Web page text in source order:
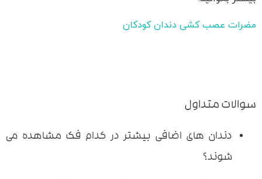
مضرات عصب کشی دندان کودکان
سوالات متداول
دندان های اضافی بیشتر در کدام فک مشاهده می
شوند؟